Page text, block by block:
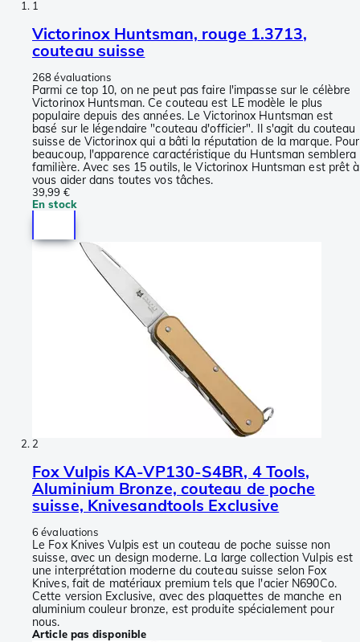
1
Victorinox Huntsman, rouge 1.3713,
couteau suisse
268 évaluations
Parmi ce top 10, on ne peut pas faire l'impasse sur le célèbre
Victorinox Huntsman. Ce couteau est LE modèle le plus
populaire depuis des années. Le Victorinox Huntsman est
basé sur le légendaire "couteau d'officier". Il s'agit du couteau
suisse de Victorinox qui a bâti la réputation de la marque. Pour
beaucoup, l'apparence caractéristique du Huntsman semblera
familière. Avec ses 15 outils, le Victorinox Huntsman est prêt à
vous aider dans toutes vos tâches.
39,99 €
En stock
2
Fox Vulpis KA-VP130-S4BR, 4 Tools,
Aluminium Bronze, couteau de poche
suisse, Knivesandtools Exclusive
6 évaluations
Le Fox Knives Vulpis est un couteau de poche suisse non
suisse, avec un design moderne. La large collection Vulpis est
une interprétation moderne du couteau suisse selon Fox
Knives, fait de matériaux premium tels que l'acier N690Co.
Cette version Exclusive, avec des plaquettes de manche en
aluminium couleur bronze, est produite spécialement pour
nous.
Article pas disponible